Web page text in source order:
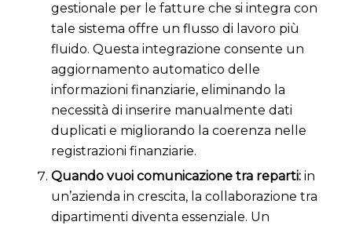
gestionale per le fatture che si integra con
tale sistema offre un flusso di lavoro più
fluido. Questa integrazione consente un
aggiornamento automatico delle
informazioni finanziarie, eliminando la
necessità di inserire manualmente dati
duplicati e migliorando la coerenza nelle
registrazioni finanziarie.
Quando vuoi comunicazione tra reparti:in
un’azienda in crescita, la collaborazione tra
dipartimenti diventa essenziale. Un